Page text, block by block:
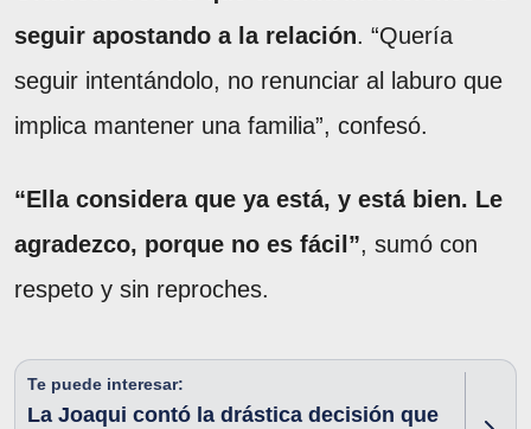
seguir apostando a la relación. “Quería
seguir intentándolo, no renunciar al laburo que
implica mantener una familia”, confesó.
“Ella considera que ya está, y está bien. Le
agradezco, porque no es fácil”, sumó con
respeto y sin reproches.
Te puede interesar:
La Joaqui contó la drástica decisión que